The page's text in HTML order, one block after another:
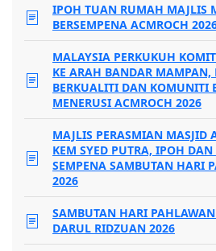
IPOH TUAN RUMAH MAJLIS
BERSEMPENA ACMROCH
MALAYSIA PERKUKUH
KE ARAH BANDAR MAMPAN,
BERKUALITI DAN KOMUNITI
MENERUSI ACMROCH 2026
MAJLIS PERASMIAN MASJID
KEM SYED PUTRA, IPOH
SEMPENA SAMBUTAN HARI
2026
SAMBUTAN HARI PAHLAWAN
DARUL RIDZUAN 2026